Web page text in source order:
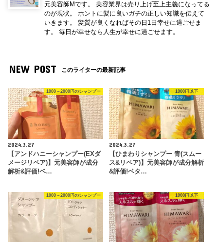
元美容師Mです。 美容業界は売り上げ至上主義になってる
のが現状。 ホントに髪に良いガチの正しい知識を伝えて
いきます。 髪質が良くなればその日1日幸せに過ごせま
す。 毎日が幸せなら人生が幸せに過ごせます。
NEW POST このライターの最新記事
1000～2000円のシャンプー
2024.3.27
【アンドハニーシャンプー(EXダ
メージリペア)】元美容師が成分
解析&評価!ベ…
1000円以下
2024.3.27
【ひまわりシャンプー 青(スムー
ス&リペア)】元美容師が成分解析
&評価!ベタ…
1000～2000円のシャンプー 1000円以下